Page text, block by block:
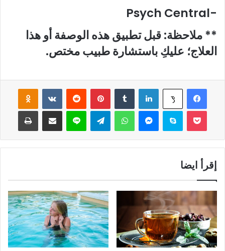
-Psych Central
** ملاحظة: قبل تطبيق هذه الوصفة أو هذا
العلاج؛ عليكِ باستشارة طبيب مختص.
فيسبوك ‫X لينكدإن بينتيريست
سكايب واتساب لاين
إقرأ ايضا